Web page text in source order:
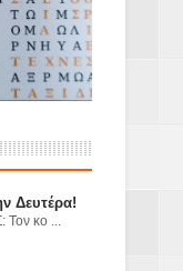
Δευτέρα!
κο ...